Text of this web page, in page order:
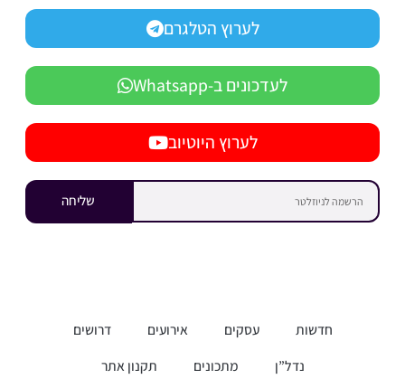
לערוץ הטלגרם
לעדכונים ב-Whatsapp
לערוץ היוטיוב
שליחה
חדשות עסקים אירועים
דרושים
נדל”ן
מתכונים תקנון אתר